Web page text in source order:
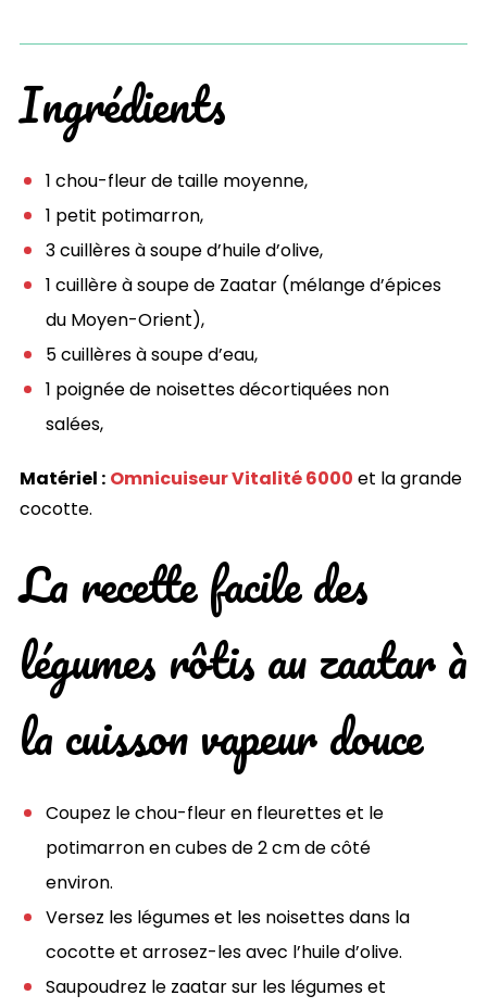
Ingrédients
1 chou-fleur de taille moyenne,
1 petit potimarron,
3 cuillères à soupe d’huile d’olive,
1 cuillère à soupe de Zaatar (mélange d’épices
du Moyen-Orient),
5 cuillères à soupe d’eau,
1 poignée de noisettes décortiquées non
salées,
Matériel : Omnicuiseur Vitalité 6000 et la grande
cocotte.
La recette facile des
légumes rôtis au zaatar à
la cuisson vapeur douce
Coupez le chou-fleur en fleurettes et le
potimarron en cubes de 2 cm de côté
environ.
Versez les légumes et les noisettes dans la
cocotte et arrosez-les avec l’huile d’olive.
Saupoudrez le zaatar sur les légumes et